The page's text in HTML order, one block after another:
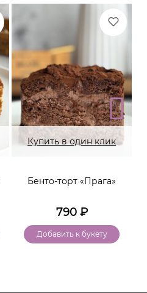
Купить в один клик
Бенто-торт «Прага»
790₽
Добавить к букету